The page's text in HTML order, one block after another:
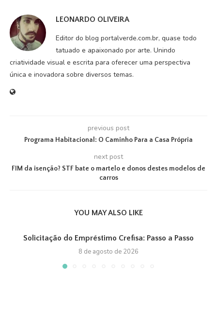
LEONARDO OLIVEIRA
Editor do blog portalverde.com.br, quase todo
tatuado e apaixonado por arte. Unindo
criatividade visual e escrita para oferecer uma perspectiva
única e inovadora sobre diversos temas.
previous post
Programa Habitacional: O Caminho Para a Casa Própria
next post
FIM da isenção? STF bate o martelo e donos destes modelos de
carros
YOU MAY ALSO LIKE
Solicitação do Empréstimo Crefisa: Passo a Passo
8 de agosto de 2026